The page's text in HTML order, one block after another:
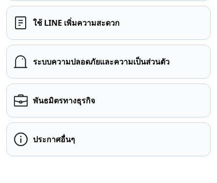
ใช้ LINE เพิ่มความสะดวก
ระบบความปลอดภัยและความเป็นส่วนตัว
พันธมิตรทางธุรกิจ
ประกาศอื่นๆ